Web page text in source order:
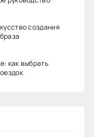
создания
как выбрать